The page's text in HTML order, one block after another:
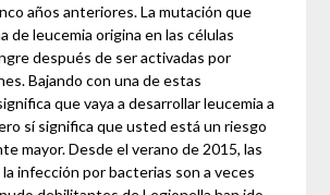
años anteriores. La mutación que
de leucemia origina en las células
después de ser activadas por
Bajando con una de estas
que vaya a desarrollar leucemia a
sí significa que usted está un riesgo
mayor. Desde el verano de 2015, las
infección por bacterias son a veces